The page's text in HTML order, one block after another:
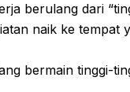
berulang dari
naik ke tempat
bermain tinggi-